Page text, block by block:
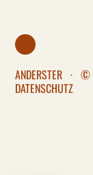
ANDERSTER · ©
DATENSCHUTZ